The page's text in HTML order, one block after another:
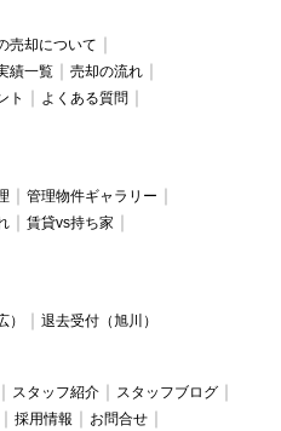
売却について
績一覧
売却の流れ
ト
よくある質問
管理物件ギャラリー
賃貸vs持ち家
退去受付（旭川）
スタッフ紹介
スタッフブログ
採用情報
お問合せ